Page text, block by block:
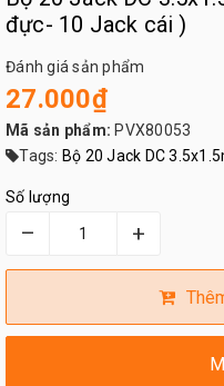
đực- 10 Jack cái )
Đánh giá sản phẩm
27.000₫
Mã sản phẩm: PVX80053
Tags: Bộ 20 Jack DC
Số lượng
– +